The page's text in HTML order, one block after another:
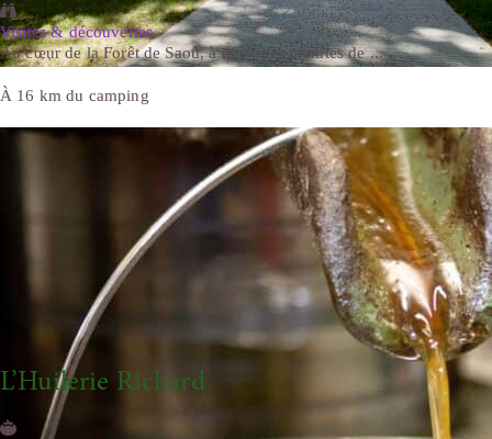
Visites & découvertes
Au cœur de la Forêt de Saoû, à quelques minutes de ...
À 16 km du camping
L’Huilerie Richard